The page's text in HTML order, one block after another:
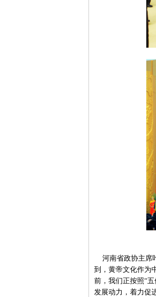
河南省政协主席
到，黄帝文化作为
前，我们正按照“
发展动力，着力促